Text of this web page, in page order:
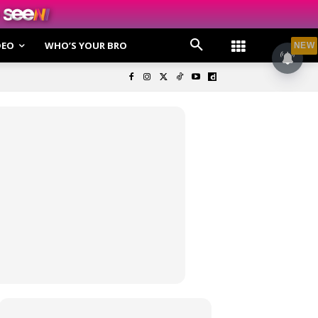
Privasi
WHO’S YOUR BRO NEW